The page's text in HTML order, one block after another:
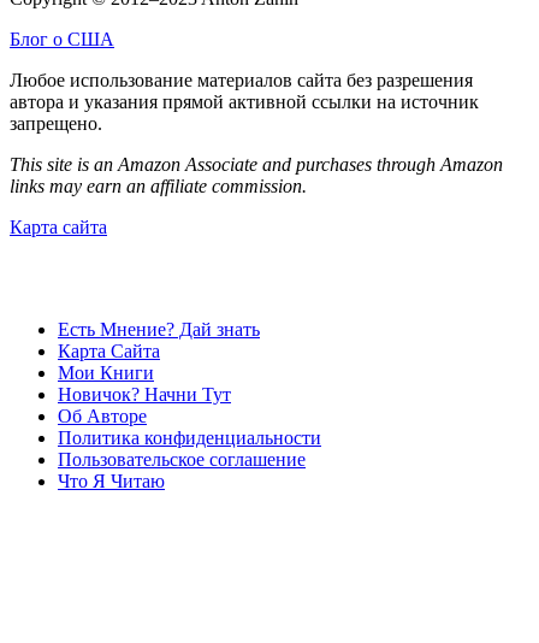
Блог о США
Любое использование материалов сайта без разрешения
автора и указания прямой активной ссылки на источник
запрещено.
This site is an Amazon Associate and purchases through Amazon
links may earn an affiliate commission.
Карта сайта
Есть Мнение? Дай знать
Карта Сайта
Мои Книги
Новичок? Начни Тут
Об Авторе
Политика конфиденциальности
Пользовательское соглашение
Что Я Читаю